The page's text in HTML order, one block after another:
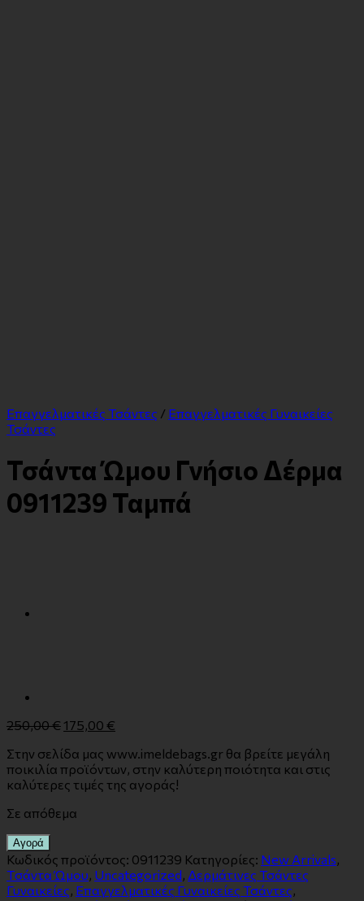
Επαγγελματικές Τσάντες / Επαγγελματικές Γυναικείες
Τσάντες
Τσάντα Ώμου Γνήσιο Δέρμα
0911239 Ταμπά
250,00€ 175,00 €
Στην σελίδα μας www.imeldebags.gr θα βρείτε μεγάλη
ποικιλία προϊόντων, στην καλύτερη ποιότητα και στις
καλύτερες τιμές της αγοράς!
Σε απόθεμα
Αγορά
Κωδικός προϊόντος: 0911239 Κατηγορίες: New Arrivals
Tσάντα Ώμου Uncategorized Δερμάτινες Τσάντες
Γυναικείες Επαγγελματικές Γυναικείες Τσάντες